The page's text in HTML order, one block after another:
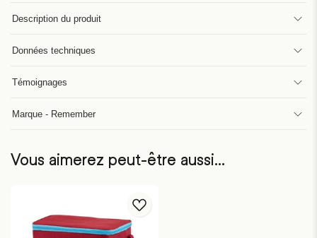
Description du produit
Données techniques
Témoignages
Marque - Remember
Vous aimerez peut-être aussi…